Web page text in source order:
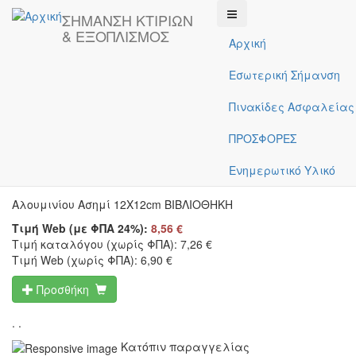
Παράκαμψη προς το κυρίως περιεχόμενο
ΣΗΜΑΝΣΗ ΚΤΙΡΙΩΝ
& ΕΞΟΠΛΙΣΜΟΣ
Αρχική
Εσωτερική Σήμανση
Πινακίδες Ασφαλείας
ΠΡΟΣΦΟΡΕΣ
Ενημερωτικό Υλικό
Αλουμινίου Ασημί 12Χ12cm ΒΙΒΛΙΟΘΗΚΗ
Τιμή Web (με ΦΠΑ 24%): 8,56 €
Τιμή καταλόγου (χωρίς ΦΠΑ): 7,26 €
Τιμή Web (χωρίς ΦΠΑ): 6,90 €
Προσθήκη
. .
Κατόπιν παραγγελίας